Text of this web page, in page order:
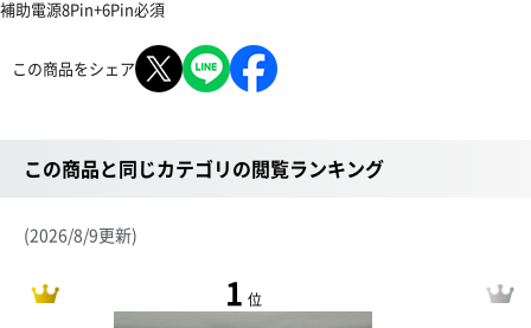
補助電源8Pin+6Pin必須
この商品をシェア
この商品と同じカテゴリの閲覧ランキング
(2026/8/9更新)
1 位